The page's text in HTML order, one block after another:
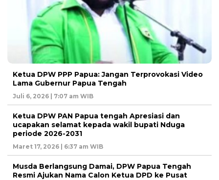
Ketua DPW PPP Papua: Jangan Terprovokasi Video
Lama Gubernur Papua Tengah
Juli 6, 2026 | 7:07 am WIB
Ketua DPW PAN Papua tengah Apresiasi dan
ucapakan selamat kepada wakil bupati Nduga
periode 2026-2031
Maret 17, 2026 | 6:37 am WIB
Musda Berlangsung Damai, DPW Papua Tengah
Resmi Ajukan Nama Calon Ketua DPD ke Pusat